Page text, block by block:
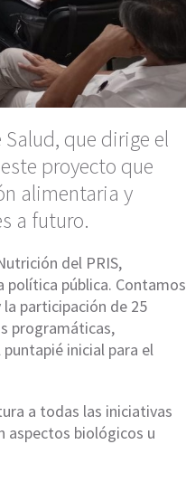
que dirige el
proyecto que
alimentaria y
a futuro.
del PRIS,
política pública. Contamos
la participación de 25
programáticas,
inicial para el
a todas las iniciativas
aspectos biológicos u